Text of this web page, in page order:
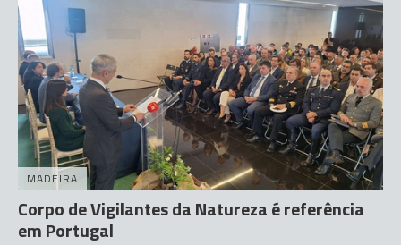
MADEIRA
Corpo de Vigilantes da Natureza é referência
em Portugal